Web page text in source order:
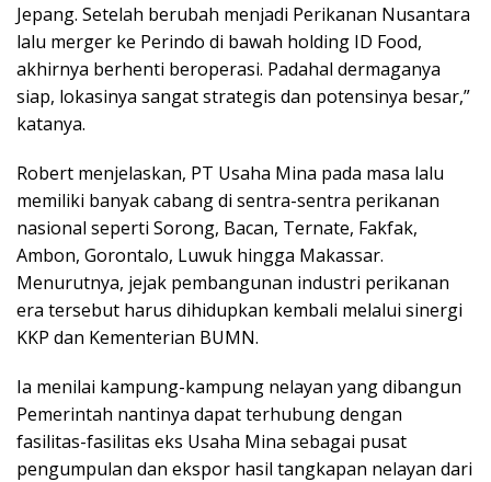
Jepang. Setelah berubah menjadi Perikanan Nusantara
lalu merger ke Perindo di bawah holding ID Food,
akhirnya berhenti beroperasi. Padahal dermaganya
siap, lokasinya sangat strategis dan potensinya besar,”
katanya.
Robert menjelaskan, PT Usaha Mina pada masa lalu
memiliki banyak cabang di sentra-sentra perikanan
nasional seperti Sorong, Bacan, Ternate, Fakfak,
Ambon, Gorontalo, Luwuk hingga Makassar.
Menurutnya, jejak pembangunan industri perikanan
era tersebut harus dihidupkan kembali melalui sinergi
KKP dan Kementerian BUMN.
Ia menilai kampung-kampung nelayan yang dibangun
Pemerintah nantinya dapat terhubung dengan
fasilitas-fasilitas eks Usaha Mina sebagai pusat
pengumpulan dan ekspor hasil tangkapan nelayan dari